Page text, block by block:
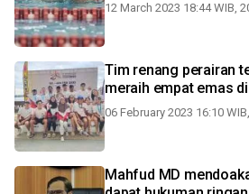
12 March 2023 18:44 WIB,
Tim renang perairan
meraih empat emas
06 February 2023 16:10
Mahfud MD